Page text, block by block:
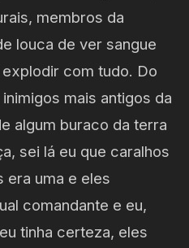
membros da
louca de ver sangue
com tudo. Do
mais antigos da
algum buraco da terra
sei lá eu que caralhos
era uma e eles
comandante e eu,
tinha certeza, eles